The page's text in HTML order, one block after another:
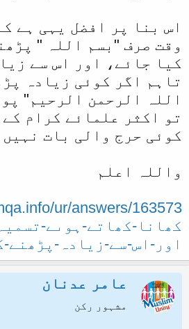
اس بنا پر افضل یہی ہے
وقت صرف "بسم اللہ "
کیا جائے، اور اس سے
تاہم اگر کوئی زیادہ
اللہ الرحمن الرحیم"
تو اکثر علمائے کرام
کوئی حرج والی بات نہیں
واللہ اعلم
کھانا-کھاتے-ہوىے-
اور-اس-سے-زیادہ-پڑھنے-
عامر عدنان
مشہور رکن